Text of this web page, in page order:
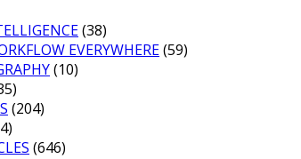
(38)
EVERYWHERE(59)
(10)
(204)
(646)